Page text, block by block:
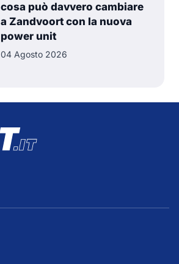
cosa può davvero cambiare
a Zandvoort con la nuova
power unit
04 Agosto 2026